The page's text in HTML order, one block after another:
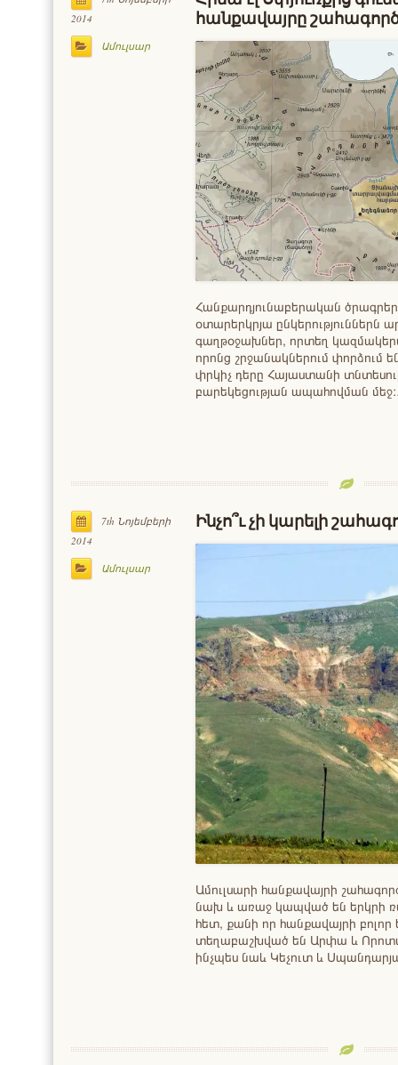
2014
Ամուլսար
հանքավայրը
Հանքարդյունաբերական
օտարերկրյա ընկերություններն
գաղթօջախներ, որտեղ
որոնց շրջանակներում փորձում
փրկիչ դերը Հայաստանի
բարեկեցության ապահովման
7th Նոյեմբերի
2014
Ամուլսար
Ինչո՞ւ չի կարելի
Ամուլսարի հանքավայրի
նախ և առաջ կապված են երկրի
հետ, քանի որ հանքավայրի
տեղաբաշխված են Արփա և
ինչպես նաև Կեչուտ և